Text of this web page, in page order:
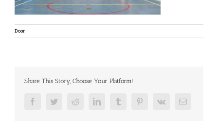
Door
Share This Story, Choose Your Platform!
FacebookTwitterRedditLinkedInTumblr PinterestVk
E-